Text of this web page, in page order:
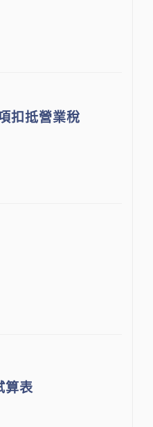
扣抵營業稅
算表